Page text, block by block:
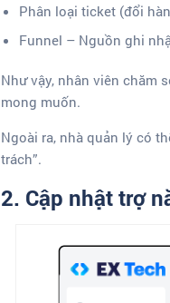
Phân loại ticket (đổi
Funnel – Nguồn ghi
Như vậy, nhân viên chăm
mong muốn.
Ngoài ra, nhà quản lý có
trách”.
2. Cập nhật trợ